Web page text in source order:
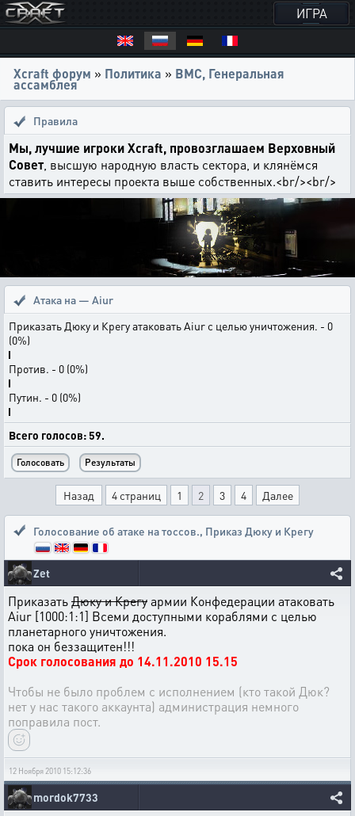
ИГРА
Xcraft форум » Политика » ВМС, Генеральная
ассамблея
Правила
Мы, лучшие игроки Xcraft, провозглашаем Верховный
Совет, высшую народную власть сектора, и клянёмся
ставить интересы проекта выше собственных.<br/><br/>
Атака на — Aiur
Приказать Дюку и Крегу атаковать Aiur с целью уничтожения. - 0
(0%)
Против. - 0 (0%)
Путин. - 0 (0%)
Всего голосов: 59.
Назад 4 страниц 1 2 3 4 Далее
Голосование об атаке на тоссов., Приказ Дюку и Крегу
Zet
ПриказатьДюку и Крегуармии Конфедерации атаковать
Aiur [1000:1:1] Всеми доступными кораблями с целью
планетарного уничтожения.
пока он беззащитен!!!
Срок голосования до 14.11.2010 15.15
Чтобы не было проблем с исполнением (кто такой Дюк?
нет у нас такого аккаунта) администрация немного
поправила пост.
12 Ноября 2010 15:12:36
mordok7733